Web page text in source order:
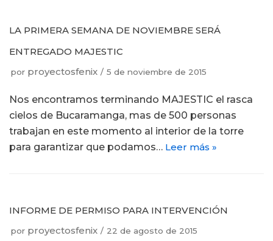
LA PRIMERA SEMANA DE NOVIEMBRE SERÁ
ENTREGADO MAJESTIC
por proyectosfenix 5 de noviembre de 2015
Nos encontramos terminando MAJESTIC el rasca
cielos de Bucaramanga, mas de 500 personas
trabajan en este momento al interior de la torre
para garantizar que podamos… Leer más »
INFORME DE PERMISO PARA INTERVENCIÓN
por proyectosfenix 22 de agosto de 2015